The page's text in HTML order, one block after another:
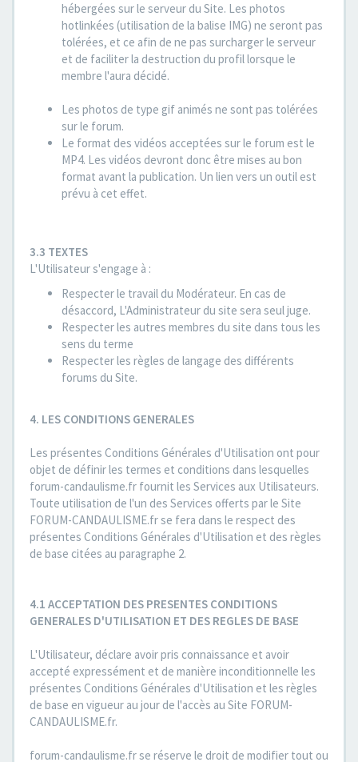
hébergées sur le serveur du Site. Les photos
hotlinkées (utilisation de la balise IMG) ne seront pas
tolérées, et ce afin de ne pas surcharger le serveur
et de faciliter la destruction du profil lorsque le
membre l'aura décidé.
Les photos de type gif animés ne sont pas tolérées
sur le forum.
Le format des vidéos acceptées sur le forum est le
MP4. Les vidéos devront donc être mises au bon
format avant la publication. Un lien vers un outil est
prévu à cet effet.
3.3 TEXTES
L'Utilisateur s'engage à :
Respecter le travail du Modérateur. En cas de
désaccord, L'Administrateur du site sera seul juge.
Respecter les autres membres du site dans tous les
sens du terme
Respecter les règles de langage des différents
forums du Site.
4. LES CONDITIONS GENERALES
Les présentes Conditions Générales d'Utilisation ont pour
objet de définir les termes et conditions dans lesquelles
forum-candaulisme.fr fournit les Services aux Utilisateurs.
Toute utilisation de l'un des Services offerts par le Site
FORUM-CANDAULISME.fr se fera dans le respect des
présentes Conditions Générales d'Utilisation et des règles
de base citées au paragraphe 2.
4.1 ACCEPTATION DES PRESENTES CONDITIONS
GENERALES D'UTILISATION ET DES REGLES DE BASE
L'Utilisateur, déclare avoir pris connaissance et avoir
accepté expressément et de manière inconditionnelle les
présentes Conditions Générales d'Utilisation et les règles
de base en vigueur au jour de l'accès au Site FORUM-
CANDAULISME.fr.
forum-candaulisme.fr se réserve le droit de modifier tout ou